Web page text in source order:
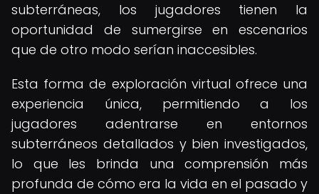
subterráneas, los jugadores tienen la
oportunidad de sumergirse en escenarios
que de otro modo serían inaccesibles.
Esta forma de exploración virtual ofrece una
experiencia única, permitiendo a los
jugadores adentrarse en entornos
subterráneos detallados y bien investigados,
lo que les brinda una comprensión más
profunda de cómo era la vida en el pasado y